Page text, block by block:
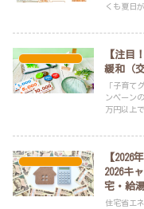
【注目
緩和（
「子育て
ンペーン
万円以上
【2026
2026キ
宅・給
住宅省エ